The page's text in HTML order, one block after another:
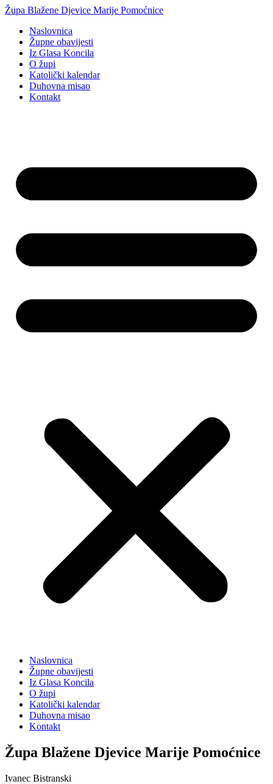
Idi
sadržaj
Župa Blažene Djevice Marije Pomoćnice
Naslovnica
Župne obavijesti
Iz Glasa Koncila
O župi
Katolički kalendar
Duhovna misao
Kontakt
Naslovnica
Župne obavijesti
Iz Glasa Koncila
O župi
Katolički kalendar
Duhovna misao
Kontakt
Župa Blažene Djevice Marije Pomoćnice
Ivanec Bistranski